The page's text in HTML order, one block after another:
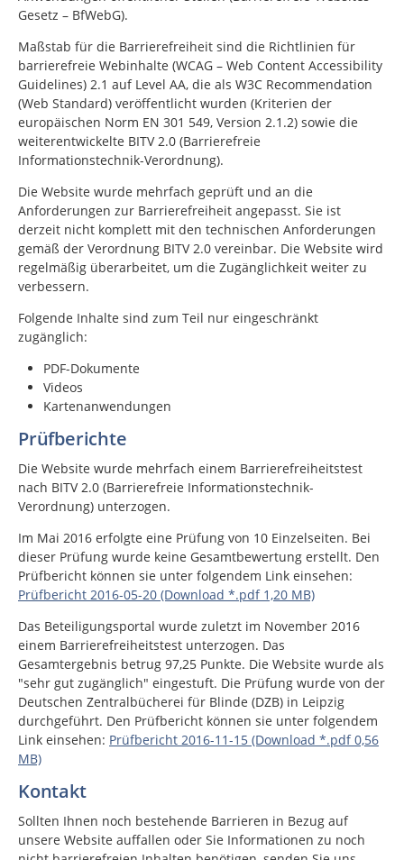
Gesetz – BfWebG).
Maßstab für die Barrierefreiheit sind die Richtlinien für
barrierefreie Webinhalte (WCAG – Web Content Accessibility
Guidelines) 2.1 auf Level AA, die als W3C Recommendation
(Web Standard) veröffentlicht wurden (Kriterien der
europäischen Norm EN 301 549, Version 2.1.2) sowie die
weiterentwickelte BITV 2.0 (Barrierefreie
Informationstechnik-Verordnung).
Die Website wurde mehrfach geprüft und an die
Anforderungen zur Barrierefreiheit angepasst. Sie ist
derzeit nicht komplett mit den technischen Anforderungen
gemäß der Verordnung BITV 2.0 vereinbar. Die Website wird
regelmäßig überarbeitet, um die Zugänglichkeit weiter zu
verbessern.
Folgende Inhalte sind zum Teil nur eingeschränkt
zugänglich:
PDF-Dokumente
Videos
Kartenanwendungen
Prüfberichte
Die Website wurde mehrfach einem Barrierefreiheitstest
nach BITV 2.0 (Barrierefreie Informationstechnik-
Verordnung) unterzogen.
Im Mai 2016 erfolgte eine Prüfung von 10 Einzelseiten. Bei
dieser Prüfung wurde keine Gesamtbewertung erstellt. Den
Prüfbericht können sie unter folgendem Link einsehen:
Prüfbericht 2016-05-20 (Download *.pdf 1,20 MB)
Das Beteiligungsportal wurde zuletzt im November 2016
einem Barrierefreiheitstest unterzogen. Das
Gesamtergebnis betrug 97,25 Punkte. Die Website wurde als
"sehr gut zugänglich" eingestuft. Die Prüfung wurde von der
Deutschen Zentralbücherei für Blinde (DZB) in Leipzig
durchgeführt. Den Prüfbericht können sie unter folgendem
Link einsehen: Prüfbericht 2016-11-15 (Download *.pdf 0,56
MB)
Kontakt
Sollten Ihnen noch bestehende Barrieren in Bezug auf
unsere Website auffallen oder Sie Informationen zu noch